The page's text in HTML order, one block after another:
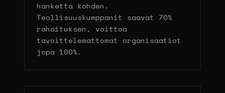
hanketta kohden.
Teollisuuskumppanit saavat 70%
rahoituksen, voittoa
tavoittelemattomat organisaatiot
jopa 100%.